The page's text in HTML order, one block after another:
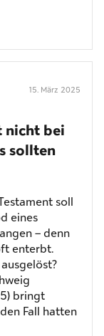
15. März 2025
nicht bei
sollten
soll
eines
– denn
enterbt.
bringt
Fall hatten